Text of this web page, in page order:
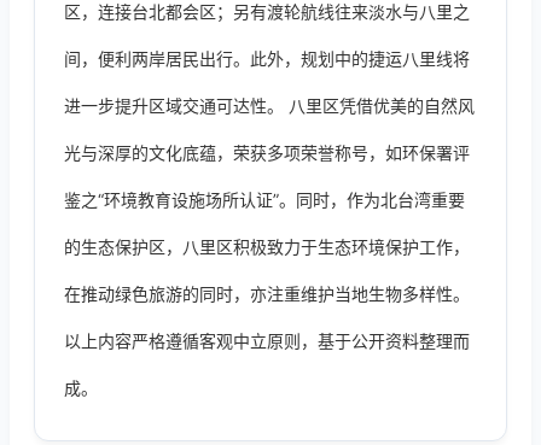
区，连接台北都会区；另有渡轮航线往来淡水与八里之
间，便利两岸居民出行。此外，规划中的捷运八里线将
进一步提升区域交通可达性。 八里区凭借优美的自然风
光与深厚的文化底蕴，荣获多项荣誉称号，如环保署评
鉴之“环境教育设施场所认证”。同时，作为北台湾重要
的生态保护区，八里区积极致力于生态环境保护工作，
在推动绿色旅游的同时，亦注重维护当地生物多样性。
以上内容严格遵循客观中立原则，基于公开资料整理而
成。